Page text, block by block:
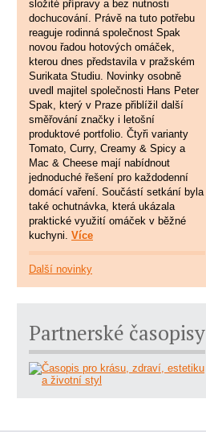
složité přípravy a bez nutnosti
dochucování. Právě na tuto potřebu
reaguje rodinná společnost Spak
novou řadou hotových omáček,
kterou dnes představila v pražském
Surikata Studiu. Novinky osobně
uvedl majitel společnosti Hans Peter
Spak, který v Praze přiblížil další
směřování značky i letošní
produktové portfolio. Čtyři varianty
Tomato, Curry, Creamy & Spicy a
Mac & Cheese mají nabídnout
jednoduché řešení pro každodenní
domácí vaření. Součástí setkání byla
také ochutnávka, která ukázala
praktické využití omáček v běžné
kuchyni. Více
Další novinky
Partnerské časopisy